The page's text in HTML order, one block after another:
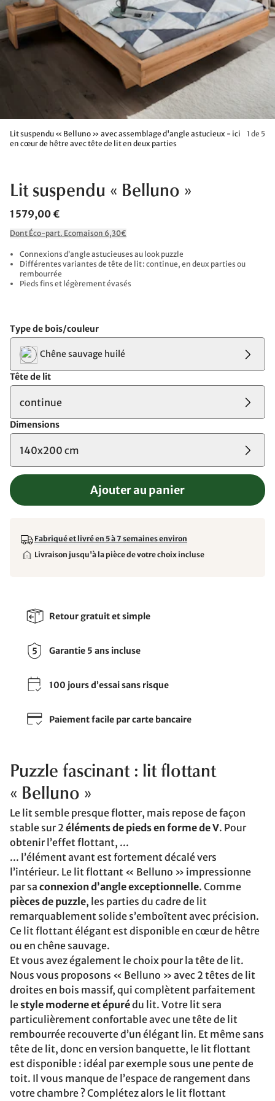
Lit suspendu « Belluno » avec assemblage d'angle astucieux - ici
en cœur de hêtre avec tête de lit en deux parties
1 de 5
Lit suspendu « Belluno »
1 579,00 €
Dont Éco-part. Ecomaison 6,30€
Connexions d’angle astucieuses au look puzzle
Différentes variantes de tête de lit : continue, en deux parties ou
rembourrée
Pieds fins et légèrement évasés
Type de bois/couleur
Chêne sauvage huilé
Tête de lit
continue
Dimensions
140x200 cm
Ajouter au panier
Fabriqué et livré en 5 à 7 semaines environ
Livraison jusqu'à la pièce de votre choix incluse
Retour gratuit et simple
Garantie 5 ans incluse
100 jours d’essai sans risque
Paiement facile par carte bancaire
Puzzle fascinant : lit flottant
« Belluno »
Le lit semble presque flotter, mais repose de façon
stable sur 2 éléments de pieds en forme de V. Pour
obtenir l’effet flottant, ...
... l’élément avant est fortement décalé vers
l’intérieur. Le lit flottant « Belluno » impressionne
par sa connexion d’angle exceptionnelle. Comme
pièces de puzzle, les parties du cadre de lit
remarquablement solide s’emboîtent avec précision.
Ce lit flottant élégant est disponible en cœur de hêtre
ou en chêne sauvage.
Et vous avez également le choix pour la tête de lit.
Nous vous proposons « Belluno » avec 2 têtes de lit
droites en bois massif, qui complètent parfaitement
lestyle moderne et épurédu lit. Votre lit sera
particulièrement confortable avec une tête de lit
rembourrée recouverte d’un élégant lin. Et même sans
tête de lit, donc en version banquette, le lit flottant
est disponible : idéal par exemple sous une pente de
toit. Il vous manque de l’espace de rangement dans
votre chambre ? Complétez alors le lit flottant